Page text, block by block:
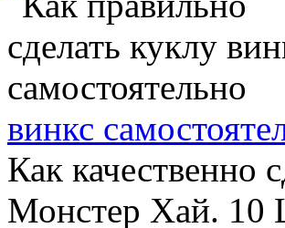
винкс
Как качественно
Монстер Хай.